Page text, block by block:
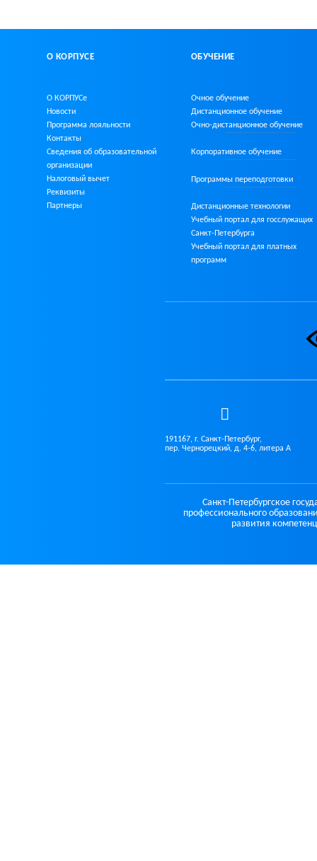
О КОРПУСЕ
О КОРПУСе
Новости
Программа лояльности
Контакты
Сведения об образовательной
организации
Налоговый вычет
Реквизиты
Партнеры
ОБУЧЕНИЕ
Очное обучение
Дистанционное обучение
Очно-дистанционноеобучение
Корпоративное обучение
Программы переподготовки
Дистанционные технологии
Учебный портал для госслужащих
Санкт-Петербурга
Учебный портал для платных
программ
191167, г. Санкт-Петербург,
пер. Чернорецкий, д. 4-6, литера А
Санкт-Петербургское
профессионального
развития